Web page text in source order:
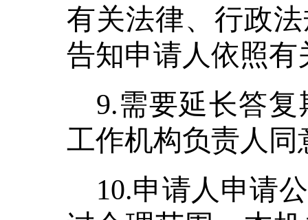
有关法律、行政
告知申请人依照
9.需要延长答
工作机构负责人
10.申请人申请